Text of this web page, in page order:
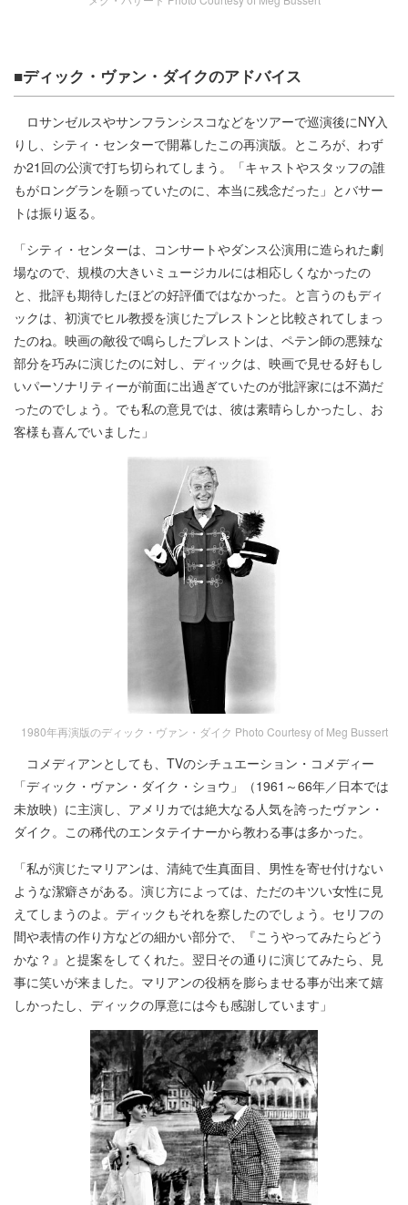
■ディック・ヴァン・ダイクのアドバイス
ロサンゼルスやサンフランシスコなどをツアーで巡演後にNY入
りし、シティ・センターで開幕したこの再演版。ところが、わず
か21回の公演で打ち切られてしまう。「キャストやスタッフの誰
もがロングランを願っていたのに、本当に残念だった」とバサー
トは振り返る。
「シティ・センターは、コンサートやダンス公演用に造られた劇
場なので、規模の大きいミュージカルには相応しくなかったの
と、批評も期待したほどの好評価ではなかった。と言うのもディ
ックは、初演でヒル教授を演じたプレストンと比較されてしまっ
たのね。映画の敵役で鳴らしたプレストンは、ペテン師の悪辣な
部分を巧みに演じたのに対し、ディックは、映画で見せる好もし
いパーソナリティーが前面に出過ぎていたのが批評家には不満だ
ったのでしょう。でも私の意見では、彼は素晴らしかったし、お
客様も喜んでいました」
1980年再演版のディック・ヴァン・ダイク Photo Courtesy of Meg Bussert
コメディアンとしても、TVのシチュエーション・コメディー
「ディック・ヴァン・ダイク・ショウ」（1961～66年／日本では
未放映）に主演し、アメリカでは絶大なる人気を誇ったヴァン・
ダイク。この稀代のエンタテイナーから教わる事は多かった。
「私が演じたマリアンは、清純で生真面目、男性を寄せ付けない
ような潔癖さがある。演じ方によっては、ただのキツい女性に見
えてしまうのよ。ディックもそれを察したのでしょう。セリフの
間や表情の作り方などの細かい部分で、『こうやってみたらどう
かな？』と提案をしてくれた。翌日その通りに演じてみたら、見
事に笑いが来ました。マリアンの役柄を膨らませる事が出来て嬉
しかったし、ディックの厚意には今も感謝しています」